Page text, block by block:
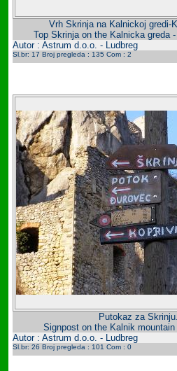
Vrh Skrinja na Kalnickoj gredi-
Top Skrinja on the Kalnicka greda
Autor : Astrum d.o.o. - Ludbreg
Sl.br: 17 Broj pregleda : 135 Com : 2
Putokaz za
Signpost on the Kalnik
Autor : Astrum d.o.o. - Ludbreg
Sl.br: 26 Broj pregleda : 101 Com : 0